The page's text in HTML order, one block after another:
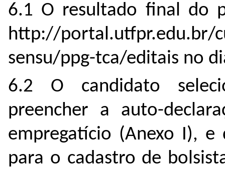
6.1 O resultado final do
http://portal.utfpr.edu.br/
sensu/ppg-tca/editais no
6.2 O candidato
preencher a auto-
empregatício (Anexo I), e
para o cadastro de